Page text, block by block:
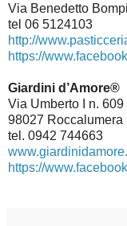
Via Benedetto
tel 06 5124103
http://
https://
Giardini d’Amore®
Via Umberto I n. 609
98027 Roccalumera
tel. 0942 744663
https://